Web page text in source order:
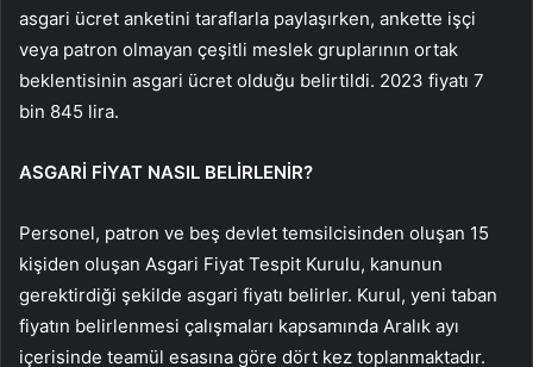
asgari ücret anketini taraflarla paylaşırken, ankette işçi
veya patron olmayan çeşitli meslek gruplarının ortak
beklentisinin asgari ücret olduğu belirtildi. 2023 fiyatı 7
bin 845 lira.
ASGARİ FİYAT NASIL BELİRLENİR?
Personel, patron ve beş devlet temsilcisinden oluşan 15
kişiden oluşan Asgari Fiyat Tespit Kurulu, kanunun
gerektirdiği şekilde asgari fiyatı belirler. Kurul, yeni taban
fiyatın belirlenmesi çalışmaları kapsamında Aralık ayı
içerisinde teamül esasına göre dört kez toplanmaktadır.